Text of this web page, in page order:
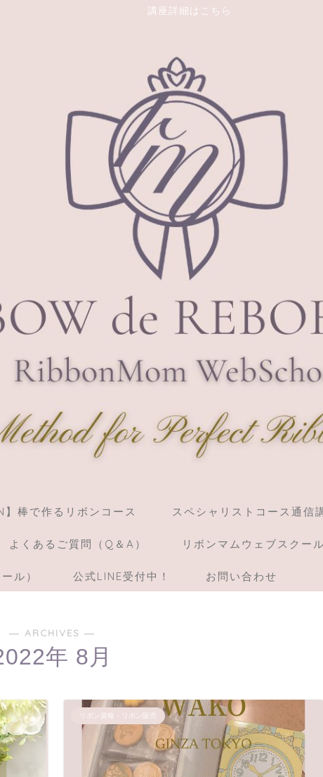
講座詳細はこちら
】棒で作るリボンコース スペシャリストコース通信
よくあるご質問（Q＆A） リボンマムウェブスクー
ル） 公式LINE受付中！ お問い合わせ
― ARCHIVES ―
年 8月
リボン資格・リボン販売